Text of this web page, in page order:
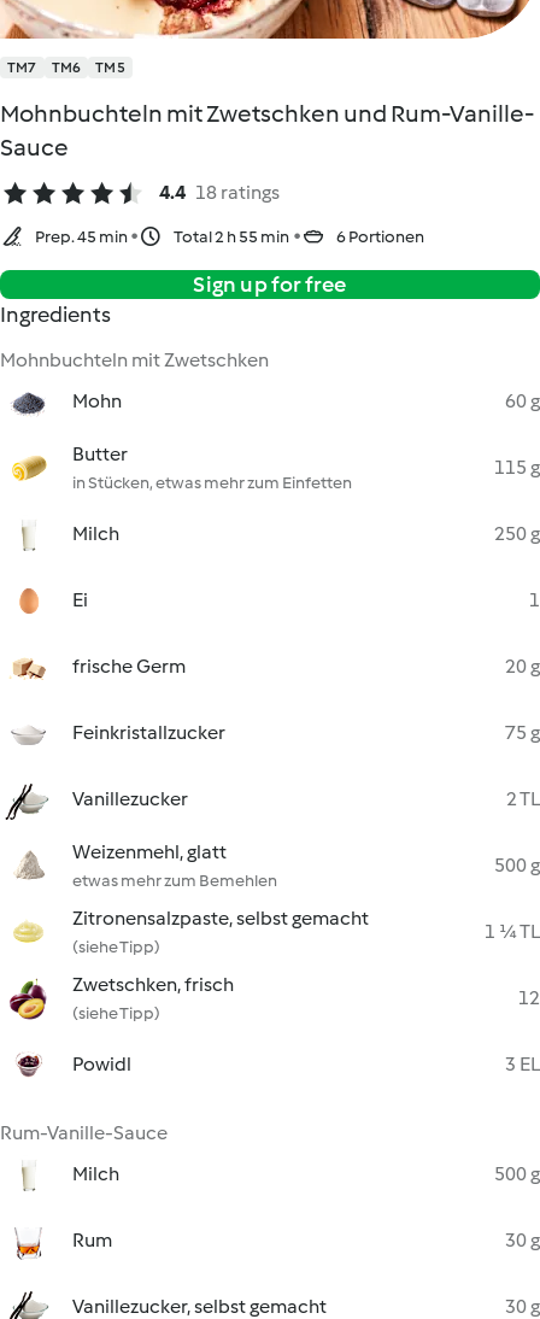
TM7 TM6 TM5
Mohnbuchteln mit Zwetschken und Rum-Vanille-
Sauce
4.4 18 ratings
Prep. 45 min Total 2 h 55 min 6 Portionen
Sign up for free
Ingredients
Mohnbuchteln mit Zwetschken
Mohn
60 g
Butter
in Stücken, etwas mehr zum Einfetten
115 g
Milch 250 g
Ei 1
frische Germ 20 g
Feinkristallzucker 75 g
Vanillezucker 2 TL
Weizenmehl, glatt
etwas mehr zum Bemehlen
500 g
Zitronensalzpaste, selbst gemacht
(siehe Tipp)
1 ¼ TL
Zwetschken, frisch
(siehe Tipp)
12
Powidl 3 EL
Rum-Vanille-Sauce
Milch
500 g
Rum 30 g
Vanillezucker, selbst gemacht
30 g